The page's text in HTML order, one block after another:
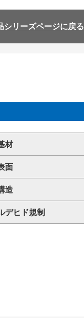
シリーズページに戻る
材
面
造
デヒド規制